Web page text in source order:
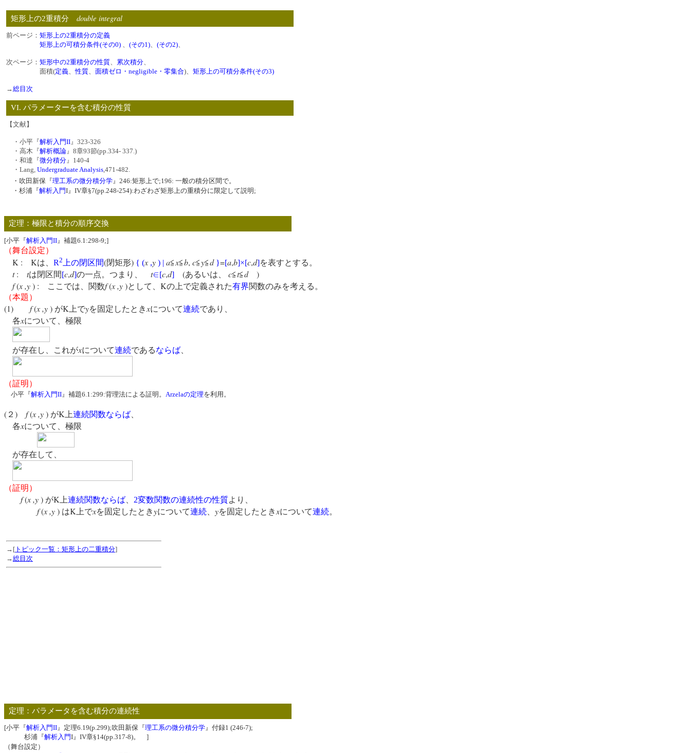
矩形上の2重積分double integral
前ページ： 矩形上の2重積分の定義
矩形上の可積分条件(その0)
(その1) (その2)
次ページ： 矩形中の2重積分の性質 累次積分
面積(定義 、性質 面積ゼロ・negligible・零集合)、 矩形上の可積分条件(その3)
→総目次
VI. パラメーターを含む積分の性質
【文献】
・小平『解析入門II 』323-326
・高木『解析概論 』8章93節(pp.334- 337.)
・和達『微分積分 』140-4
・Lang, Undergraduate Analysis ,471-482.
・吹田新保『理工系の微分積分学』246:矩形上で;196: 一般の積分区間で。
・杉浦『解析入門I』IV章§7(pp.248-254):わざわざ矩形上の重積分に限定して説明;
定理：極限と積分の順序交換
[小平『解析入門II 』補題6.1:298-9;]
（舞台設定）
K : Kは、 R2 上の閉区間(閉矩形) { (x ,y ) | a≦ x≦b, c≦y≦d }=[a,b]×[c,d]を表すとする。
t: tは閉区間[c,d]の一点。つまり、 t∈[c,d] (あるいは、 c≦t≦d
)
f(x ,y) : ここでは、関数f(x ,y)として、 Kの上で定義された有界関数のみを考える。
（本題）
(1) f(x ,y) がK 上でyを固定したとき xについて連続であり、
各xについて、極限
が存在し、これがxについて連続であるならば
（証明）
小平『解析入門II 』補題6.1:299:背理法による証明。 Arzelaの定理を利用。
( ２ ) f(x ,y) がK 上連続関数ならば
各xについて、極限
が存在して、
（証明）
f(x ,y) がK 上連続関数ならば 2変数関数の連続性の性質より、
f(x ,y) はK 上でxを固定したときyについて連続 yを固定したとき xについて連続。
→[ トピック一覧：矩形上の二重積分]
→総目次
定理：パラメータを含む積分の連続性
[小平『解析入門II 』定理6.19(p.299);吹田新保『理工系の微分積分学 』付録1 (246-7);
杉浦『解析入門I』IV章§14(pp.317-8)。 ]
（舞台設定）